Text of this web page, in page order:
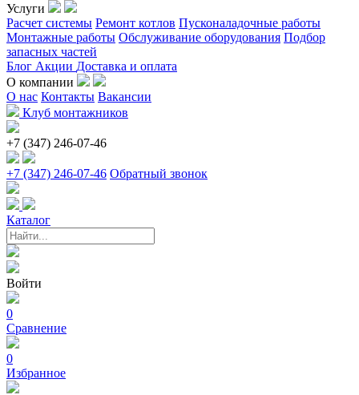
Услуги
Расчет системы Ремонт котлов Пусконаладочные работы
Монтажные работы Обслуживание оборудования Подбор
запасных частей
Блог Акции Доставка и оплата
О компании
О нас Контакты Вакансии
Клуб монтажников
+7 (347) 246-07-46
+7 (347) 246-07-46 Обратный звонок
Каталог
Войти
0
Сравнение
0
Избранное